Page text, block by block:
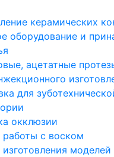
керамических
оборудование и
ацетатные
для
окклюзии
работы с воском
изготовления моделей